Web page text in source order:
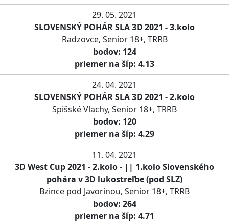
29. 05. 2021
SLOVENSKÝ POHÁR SLA 3D 2021 - 3.kolo
Radzovce, Senior 18+, TRRB
bodov: 124
priemer na šíp: 4.13
24. 04. 2021
SLOVENSKÝ POHÁR SLA 3D 2021 - 2.kolo
Spišské Vlachy, Senior 18+, TRRB
bodov: 120
priemer na šíp: 4.29
11. 04. 2021
3D West Cup 2021 - 2.kolo - || 1.kolo Slovenského
pohára v 3D lukostreľbe (pod SLZ)
Bzince pod Javorinou, Senior 18+, TRRB
bodov: 264
priemer na šíp: 4.71